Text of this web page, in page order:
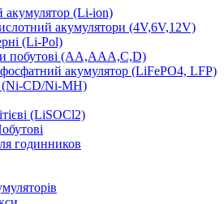
акумулятор (Li-ion)
акумулятори (4V,6V,12V)
(Li-Pol)
побутові (AA,AAA,C,D)
фосфатний акумулятор (LiFePO4, LFP)
(Ni-CD/Ni-MH)
(LiSOCl2)
годинников